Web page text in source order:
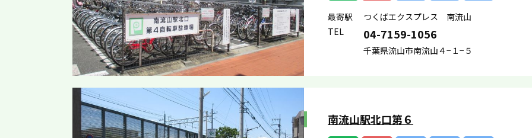
最寄駅
つくばエクスプレス 南流山
TEL
04-7159-1056
千葉県流山市南流山４−１−５
南流山駅北口第６